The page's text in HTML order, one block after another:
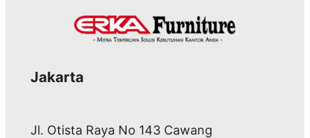
Jakarta
Jl. Otista Raya No 143 Cawang